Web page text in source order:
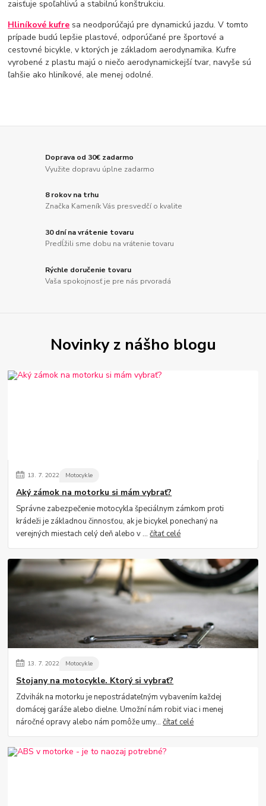
zaisťuje spoľahlivú a stabilnú konštrukciu.
Hliníkové kufre sa neodporúčajú pre dynamickú jazdu. V tomto
prípade budú lepšie plastové, odporúčané pre športové a
cestovné bicykle, v ktorých je základom aerodynamika. Kufre
vyrobené z plastu majú o niečo aerodynamickejší tvar, navyše sú
ľahšie ako hliníkové, ale menej odolné.
Doprava od 30€ zadarmo
Využite dopravu úplne zadarmo
8 rokov na trhu
Značka Kameník Vás presvedčí o kvalite
30 dní na vrátenie tovaru
Predĺžili sme dobu na vrátenie tovaru
Rýchle doručenie tovaru
Vaša spokojnosť je pre nás prvoradá
Novinky z nášho blogu
13. 7. 2022 Motocykle
Aký zámok na motorku si mám vybrať?
Správne zabezpečenie motocykla špeciálnym zámkom proti
krádeži je základnou činnosťou, ak je bicykel ponechaný na
verejných miestach celý deň alebo v ...čítať celé
13. 7. 2022 Motocykle
Stojany na motocykle. Ktorý si vybrať?
Zdvihák na motorku je nepostrádateľným vybavením každej
domácej garáže alebo dielne. Umožní nám robiť viac i menej
náročné opravy alebo nám pomôže umy...čítať celé